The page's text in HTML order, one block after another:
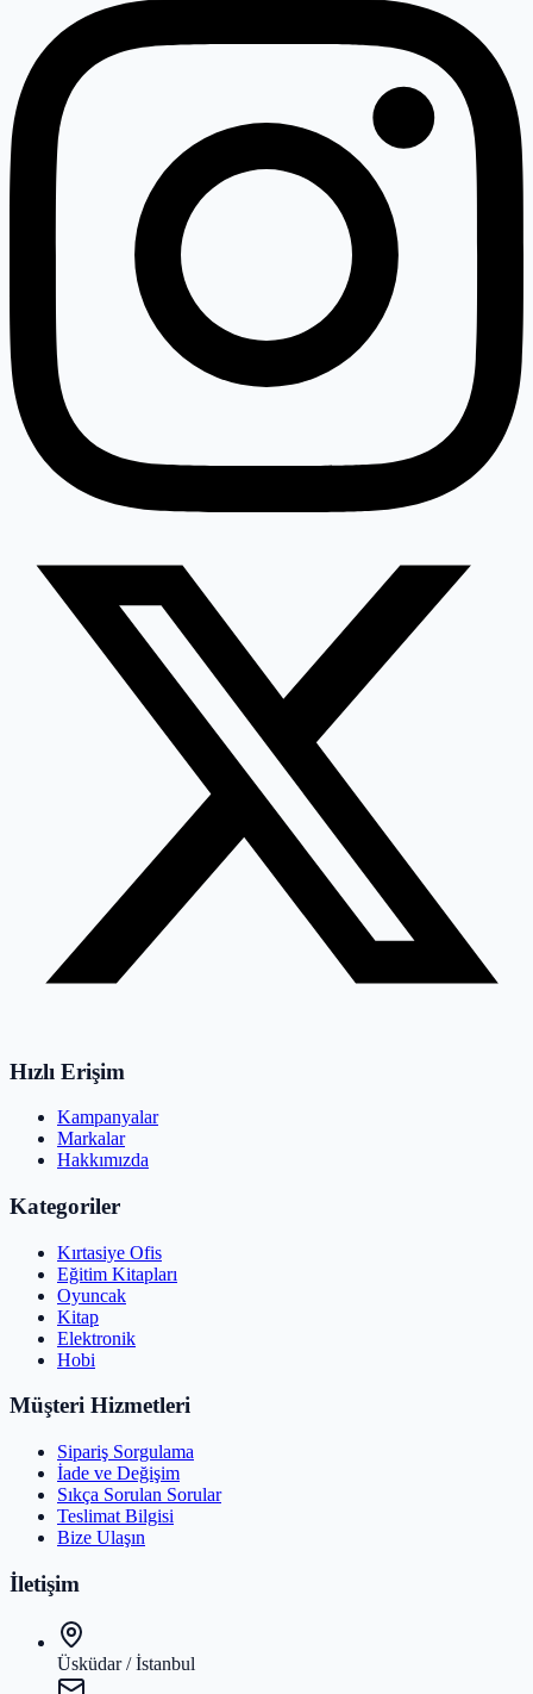
Hızlı Erişim
Kampanyalar
Markalar
Hakkımızda
Kategoriler
Kırtasiye Ofis
Eğitim Kitapları
Oyuncak
Kitap
Elektronik
Hobi
Müşteri Hizmetleri
Sipariş Sorgulama
İade ve Değişim
Sıkça Sorulan Sorular
Teslimat Bilgisi
Bize Ulaşın
İletişim
Üsküdar / İstanbul